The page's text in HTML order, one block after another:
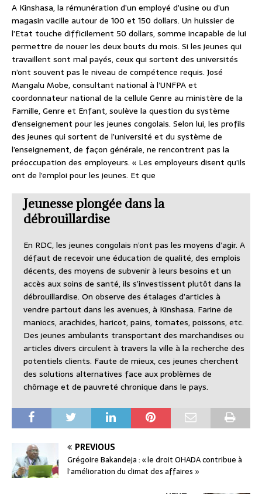
A Kinshasa, la rémunération d’un employé d’usine ou d’un
magasin vacille autour de 100 et 150 dollars. Un huissier de
l’Etat touche difficilement 50 dollars, somme incapable de lui
permettre de nouer les deux bouts du mois. Si les jeunes qui
travaillent sont mal payés, ceux qui sortent des universités
n’ont souvent pas le niveau de compétence requis. José
Mangalu Mobe, consultant national à l’UNFPA et
coordonnateur national de la cellule Genre au ministère de la
Famille, Genre et Enfant, soulève la question du système
d’enseignement pour les jeunes congolais. Selon lui, les profils
des jeunes qui sortent de l’université et du système de
l’enseignement, de façon générale, ne rencontrent pas la
préoccupation des employeurs. « Les employeurs disent qu’ils
ont de l’emploi pour les jeunes. Et que
Jeunesse plongée dans la
débrouillardise
En RDC, les jeunes congolais n’ont pas les moyens d’agir. A
défaut de recevoir une éducation de qualité, des emplois
décents, des moyens de subvenir à leurs besoins et un
accès aux soins de santé, ils s’investissent plutôt dans la
débrouillardise. On observe des étalages d’articles à
vendre partout dans les avenues, à Kinshasa. Farine de
maniocs, arachides, haricot, pains, tomates, poissons, etc.
Des jeunes ambulants transportant des marchandises ou
articles divers circulent à travers la ville à la recherche des
potentiels clients. Faute de mieux, ces jeunes cherchent
des solutions alternatives face aux problèmes de
chômage et de pauvreté chronique dans le pays.
PREVIOUS
Grégoire Bakandeja : « le droit OHADA contribue à
l’amélioration du climat des affaires »